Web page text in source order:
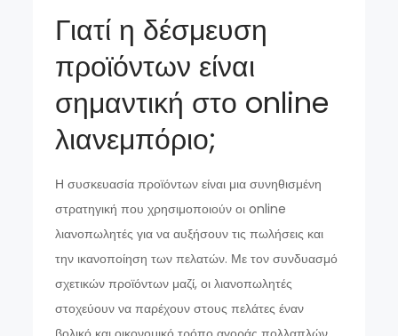
Γιατί η δέσμευση
προϊόντων είναι
σημαντική στο online
λιανεμπόριο;
Η συσκευασία προϊόντων είναι μια συνηθισμένη
στρατηγική που χρησιμοποιούν οι online
λιανοπωλητές για να αυξήσουν τις πωλήσεις και
την ικανοποίηση των πελατών. Με τον συνδυασμό
σχετικών προϊόντων μαζί, οι λιανοπωλητές
στοχεύουν να παρέχουν στους πελάτες έναν